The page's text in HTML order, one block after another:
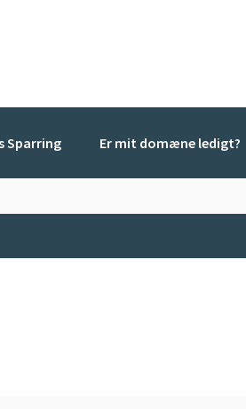
Sparring Er mit domæne ledigt?